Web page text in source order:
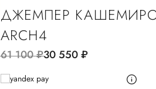
ДЖЕМПЕР
ARCH4
61 100руб.30 550руб.